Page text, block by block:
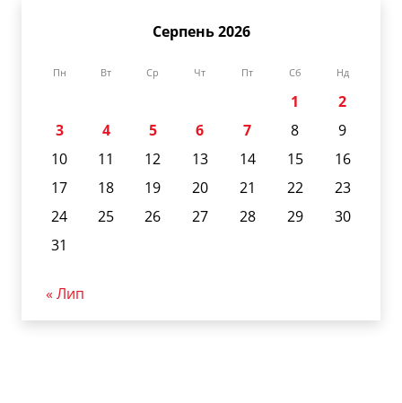
Серпень 2026
Пн Вт Ср Чт Пт Сб Нд
1
2
3
4 5 6 7 8
9
10
11 12 13 14 15
16
17
18 19 20 21 22
23
24
25 26 27 28 29
30
31
« Лип